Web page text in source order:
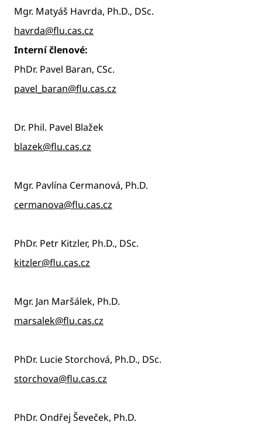
Mgr. Matyáš Havrda, Ph.D., DSc.
havrda@flu.cas.cz
Interní členové:
PhDr. Pavel Baran, CSc.
pavel_baran@flu.cas.cz
Dr. Phil. Pavel Blažek
blazek@flu.cas.cz
Mgr. Pavlína Cermanová, Ph.D.
cermanova@flu.cas.cz
PhDr. Petr Kitzler, Ph.D., DSc.
kitzler@flu.cas.cz
Mgr. Jan Maršálek, Ph.D.
marsalek@flu.cas.cz
PhDr. Lucie Storchová, Ph.D., DSc.
storchova@flu.cas.cz
PhDr. Ondřej Ševeček, Ph.D.